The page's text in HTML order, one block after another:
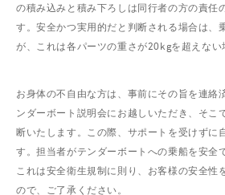
の積み込みと積み下ろしは同行者の方の責任
す。安全かつ実用的だと判断される場合は、
が、これは各パーツの重さが20kgを超えない
お身体の不自由な方は、事前にその旨を連絡
ンダーボート説明会にお越しいただき、そこ
断いたします。この際、サポートを受けずに
す。担当者がテンダーボートへの乗船を安全
これは安全衛生規制に則り、お客様の安全性
ので、ご了承ください。